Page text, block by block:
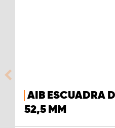
AIB ESCUADRA
52,5 MM